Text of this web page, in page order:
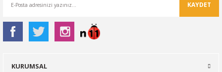
KAYDET
KURUMSAL